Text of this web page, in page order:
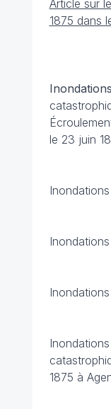
Article sur
1875 dans
le 23 juin
1875 à